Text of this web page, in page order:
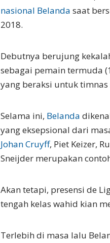
nasional Belanda saat
2018.
Debutnya berujung
sebagai pemain termuda
yang beraksi untuk timnas
Selama ini, Belanda
yang eksepsional dari
Johan Cruyff, Piet Keizer,
Sneijder merupakan
Akan tetapi, presensi de
tengah kelas wahid kian
Terlebih di masa lalu